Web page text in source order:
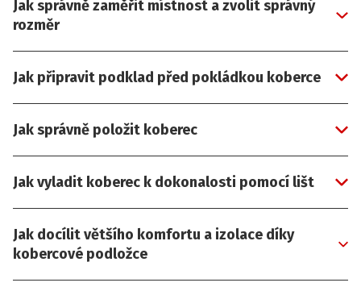
Jak správně zaměřit místnost a zvolit správný
rozměr
Jak připravit podklad před pokládkou koberce
Jak správně položit koberec
Jak vyladit koberec k dokonalosti pomocí lišt
Jak docílit většího komfortu a izolace díky
kobercové podložce